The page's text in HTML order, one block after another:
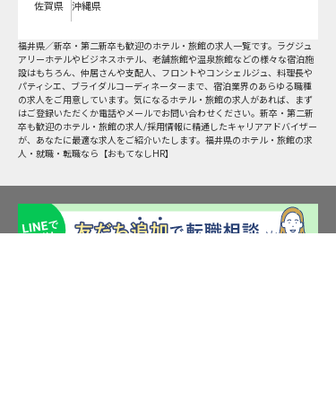
佐賀県 沖縄県
福井県／新卒・第二新卒も歓迎のホテル・旅館の求人一覧です。ラグジュ
アリーホテルやビジネスホテル、老舗旅館や温泉旅館などの様々な宿泊施
設はもちろん、仲居さんや支配人、フロントやコンシェルジュ、料理長や
パティシエ、ブライダルコーディネーターまで、宿泊業界のあらゆる職種
の求人をご用意しています。気になるホテル・旅館の求人があれば、まず
はご登録いただくか電話やメールでお問い合わせください。新卒・第二新
卒も歓迎のホテル・旅館の求人/採用情報に精通したキャリアアドバイザー
が、あなたに最適な求人をご紹介いたします。福井県のホテル・旅館の求
人・就職・転職なら【おもてなしHR】